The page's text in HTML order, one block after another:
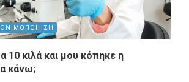
10 κιλά και μου κόπηκε η
κάνω;